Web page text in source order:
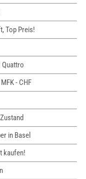
Top Preis!
Quattro
- CHF
in Basel
kaufen!